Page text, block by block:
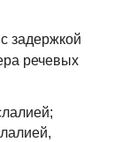
задержкой
речевых